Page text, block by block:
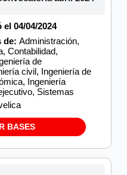
04/04/2024
de: Administración,
Contabilidad,
de
civil, Ingeniería de
Ingeniería
Sistemas
BASES